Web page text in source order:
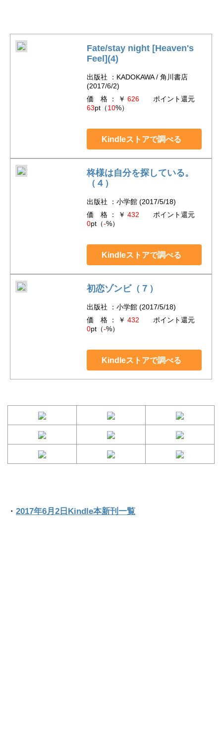
Fate/stay night [Heaven's
Feel](4)
出版社 ：KADOKAWA / 角川書店
(2017/6/2)
価 格 ： ￥ 626ポイント還元
63pt（10%）
Kindleストアで調べる
柊様は自分を探している。
（４）
出版社 ：小学館 (2017/5/18)
価 格 ： ￥ 432 ポイント還元
0pt（-%）
Kindleストアで調べる
初恋ゾンビ（７）
出版社 ：小学館 (2017/5/18)
価 格 ： ￥ 432 ポイント還元
0pt（-%）
Kindleストアで調べる
・ 2017年6月2日Kindle本新刊一覧